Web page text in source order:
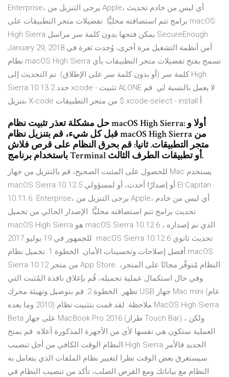
Enterprise، يرجى التنزيل من Apple، أي ليس من خادم تحديث
برامج تتم استضافته محليًّا. تفضيلات متجر التطبيقات على macOS
High Sierra يمكن فتحها بدون كلمة سر مراسل SecureEnough
January 29, 2018 أمن أنظمة التشغيل مرة أخرى، وُجدت ثغرة في
نظام macOS High Sierra تسمح بفتح تفضيلات متجر التطبيقات بأي
كلمة سر (أو بدون كلمة سر على الإطلاق). تم التحديث إلى High
Sierra 10.13.2 حدد xcode - تثبيت ALONE لا يعمل بالنسبة لي. قم
بتنزيل X-code من متجر التطبيقات $ xcode-select - install أ.
حل مشكلة تعذر تثبيت نظام macOS High Sierra: أولا و
قبل كل شيء، قم بتنزيل نظام macOS High Sierra من
متجر التطبيقات. ثانيا: قم بحرق النظام على قرص فلاش
باستخدام برنامج Terminal أو تطبيقات الطرف الثالث.
للحصول على المثبت الصحيح، قم بالتنزيل من جهاز Mac يستخدم
macOS Sierra 10.12.5 أو إصدارًا أحدث، أو لمسؤولي El Capitan
10.11.6. Enterprise، يرجى التنزيل من Apple، أي ليس من خادم
تحديث برامج تتم استضافته محليًّا. الإصدار الحالي من تحميل
macOS High Sierra هو macOS Sierra 10.12.6 ، الذي تم إصداره
للجمهور في 19 يوليو 2017. macOS Sierra 10.12.6 تحديث ثانوي
أفضل إصلاحات وتحسينات الأمان. الخطوة 1: تحميل نظام macOS
Sierra 10.12 من متجر App Store. النظام مُتوفّر مجانًا على المتجر،
وفي حال استكمال عملية تحميله، قُم بإغلاق نافذة المُثبت التي
تظهر. الخطوة 2: قم بتوصيل وتهيئة محرك USB جهاز Mac mini (عام
2010 وما بعده) ملاحظة: لقد قمت بتثبيت نظام MacOS High Sierra
Beta على جهاز MacBook Pro 2016 (طراز Touch Bar) ، ولكن
العملية ستكون هي نفسها لأي من الأجهزة المذكورة أعلاه. قم بمنح
النظام الوقت الكافي من أجل تنصيب High Sierra الجديد فالأمر
سيستغرق بعض الوقت نظرا لتغيير نظام الملفات الذي يتعامل به
النظام مع بياناتك ومع القرص الصلب، تأكد من تنصيب النظام في